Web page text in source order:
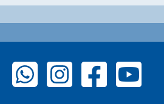
zu WhatsAppzu Instagramzu Facebook
zu YouTube